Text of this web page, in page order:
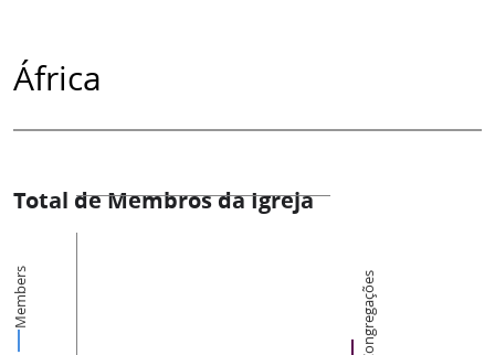
África
Total de Membros da Igreja
Members Congregações